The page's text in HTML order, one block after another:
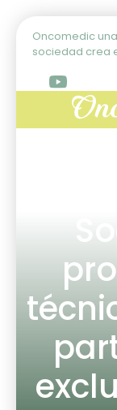
Oncomedic
sociedad crea